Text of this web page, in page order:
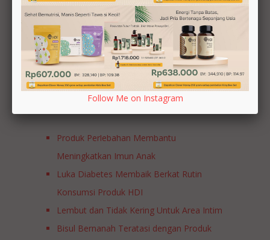
Produk Perlebahan Membantu
Meningkatkan Imun Anak
Luka Diabetes Membaik Berkat Rutin
Konsumsi Produk HDI
Lembut dan Tidak Kering Untuk Area Intim
Bisul Bernanah Teratasi dengan Produk
Follow Me on Instagram